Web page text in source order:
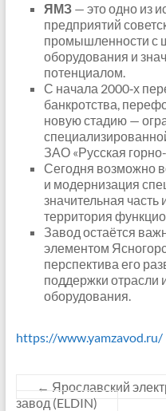
ЯМЗ— это одно из
предприятий
промышленности с
оборудования и
потенциалом.
С начала 2000‑х
банкротства,
новую стадию —
ЗАО «Русская
Сегодня возможно
и модернизация
значительная
территория
Завод остаётся
элементом
перспектива его
поддержки отрасли
оборудования.
https://www.yamzavod.ru/
← Ярославский
завод (ELDIN)